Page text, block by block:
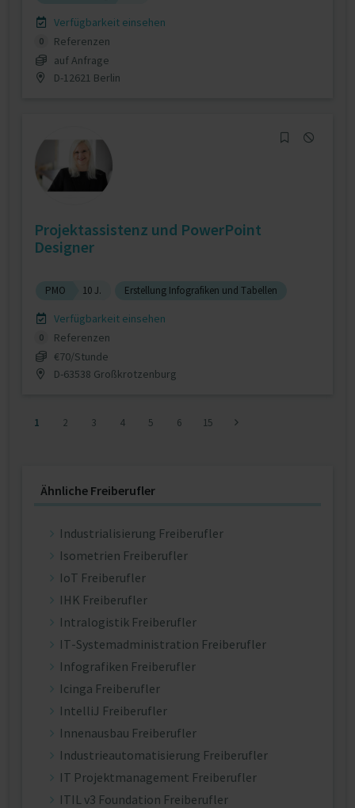
Verfügbarkeit einsehen
0
Referenzen
auf Anfrage
D-12621 Berlin
Projektassistenz und PowerPoint
Designer
PMO 10 J. Erstellung Infografiken und Tabellen
Verfügbarkeit einsehen
0
Referenzen
€70/Stunde
D-63538 Großkrotzenburg
1 2 3 4 5 6 15
Ähnliche Freiberufler
Industrialisierung Freiberufler
Isometrien Freiberufler
IoT Freiberufler
IHK Freiberufler
Intralogistik Freiberufler
IT-Systemadministration Freiberufler
Infografiken Freiberufler
Icinga Freiberufler
IntelliJ Freiberufler
Innenausbau Freiberufler
Industrieautomatisierung Freiberufler
IT Projektmanagement Freiberufler
ITIL v3 Foundation Freiberufler